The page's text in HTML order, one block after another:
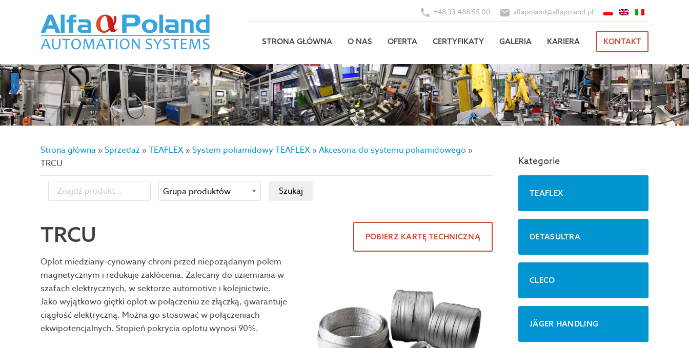
+48 33 488 55 00 alfapoland@alfapoland.pl
STRONA GŁÓWNA O NAS OFERTA CERTYFIKATY GALERIA KARIERA KONTAKT
Strona główna » Sprzedaż » TEAFLEX » System poliamidowy TEAFLEX » Akcesoria do systemu poliamidowego »
TRCU
TRCU POBIERZ KARTĘ TECHNICZNĄ
Oplot miedziany-cynowany chroni przed niepożądanym polem
magnetycznym i redukuje zakłócenia. Zalecany do uziemiania w
szafach elektrycznych, w sektorze automotive i kolejnictwie.
Jako wyjątkowo giętki oplot w połączeniu ze złączką, gwarantuje
ciągłość elektryczną. Można go stosować w połączeniach
ekwipotencjalnych. Stopień pokrycia oplotu wynosi 90%.
Kategorie
TEAFLEX
DETASULTRA
CLECO
JÄGER HANDLING